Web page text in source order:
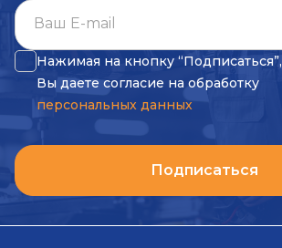
Нажимая на кнопку “Подписаться”,
Вы даете согласие на обработку
персональных данных
Подписаться